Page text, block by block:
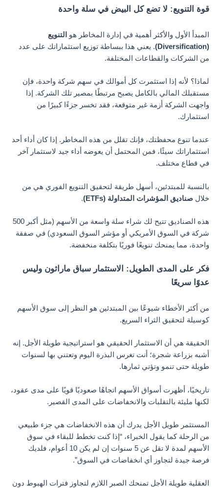
قوة التنويع: لا تضع كل البيض في سلة واحدة
المبدأ الأول والأكثر أهمية في إدارة المخاطر هو
التنويع
(Diversification)
. يعني هذا ببساطة توزيع استثماراتك على عدد
من الشركات والقطاعات المختلفة.
لماذا؟ لأنه إذا استثمرت كل أموالك في سهم شركة واحدة، فإن
مستقبلك المالي بالكامل يصبح مرتبطًا بمصير تلك الشركة. إذا
واجهت الشركة أزمة غير متوقعة، فقد تخسر جزءًا كبيرًا من
استثمارك.
عندما تنوع محفظتك، فإنك تقلل من هذه المخاطر. إذا كان أداء أحد
استثماراتك سيئًا، فمن المحتمل أن يعوضه أداء جيد لاستثمار آخر
في قطاع مختلف.
بالنسبة للمبتدئين، أسهل طريقة لتحقيق التنويع الفوري هي من
خلال صناديق المؤشرات المتداولة (ETFs) .
هذه الصناديق تتيح لك شراء سلة واسعة من الأسهم (مثل أكبر 500
شركة في السوق الأمريكي أو مؤشر السوق السعودي) في صفقة
واحدة، مما يمنحك تنويعًا فوريًا بتكلفة منخفضة.
فكر على المدى الطويل: الاستثمار سباق ماراثون وليس
عدوًا سريعًا
من أكثر الأخطاء شيوعًا بين المبتدئين هو النظر إلى سوق الأسهم
كوسيلة لتحقيق الثراء السريع.
الحقيقة هي أن الاستثمار الحقيقي هو استراتيجية طويلة الأجل. إنه
أشبه بزراعة شجرة؛ أنت تغرس البذرة اليوم وتعتني بها لسنوات
طويلة حتى تنمو وتؤتي ثمارها.
تاريخيًا، أظهرت أسواق الأسهم اتجاهًا صعوديًا قويًا على مدى عقود،
لكنها مليئة بالتقلبات والانخفاضات على المدى القصير.
المستثمر طويل الأجل يدرك أن هذه الانخفاضات هي جزء طبيعي
من الرحلة كما يقول الخبراء، “إذا كنت تخطط للبقاء في سوق
الأسهم لمدة لا تقل عن 5 سنوات إن لم يكن 10 أعوام، فلديك
فرصة جيدة لتجاوز أي انخفاضات في السوق”.
العقلية طويلة الأجل تمنحك الصبر اللازم لتجاوز فترات الهبوط دون